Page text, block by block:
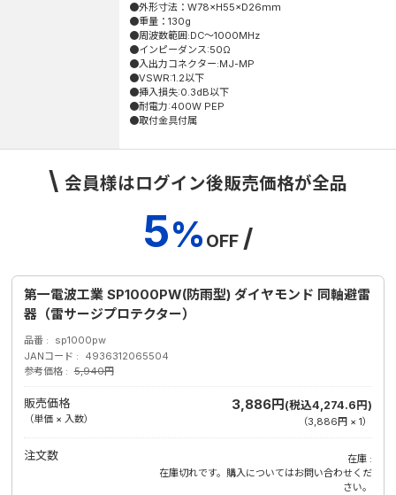
●外形寸法：W78×H55×D26ｍｍ
●重量：130g
●周波数範囲:DC～1000MHz
●インピーダンス:50Ω
●入出力コネクター:MJ-MP
●VSWR:1.2以下
●挿入損失:0.3dB以下
●耐電力:400W PEP
●取付金具付属
\ 会員様はログイン後販売価格が全品
5% OFF /
第一電波工業 SP1000PW(防雨型) ダイヤモンド 同軸避雷
器（雷サージプロテクター）
品番
sp1000pw
JANコード
4936312065504
参考価格
5,940円
販売価格
（単価 × 入数）
3,886円 (税込4,274.6円)
（3,886円 × 1）
注文数
在庫
在庫切れです。購入についてはお問い合わせくだ
さい。